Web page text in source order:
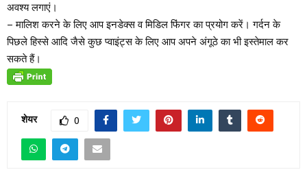
अवश्य लगाएं।
– मालिश करने के लिए आप इनडेक्स व मिडिल फिंगर का प्रयोग करें। गर्दन के
पिछले हिस्से आदि जैसे कुछ प्वाइंट्स के लिए आप अपने अंगूठे का भी इस्तेमाल कर
सकते हैं।
शेयर 0